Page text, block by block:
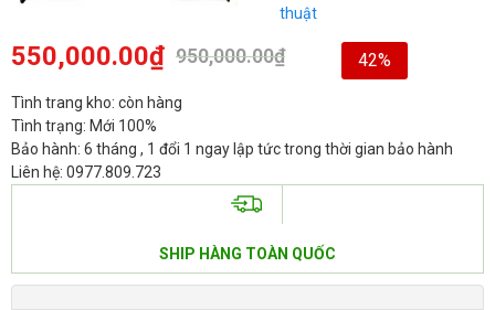
thuật
950,000.00₫
550,000.00₫ 42%
Tình trang kho: còn hàng
Tình trạng: Mới 100%
Bảo hành: 6 tháng , 1 đổi 1 ngay lập tức trong thời gian bảo hành
Liên hệ: 0977.809.723
SHIP HÀNG TOÀN QUỐC